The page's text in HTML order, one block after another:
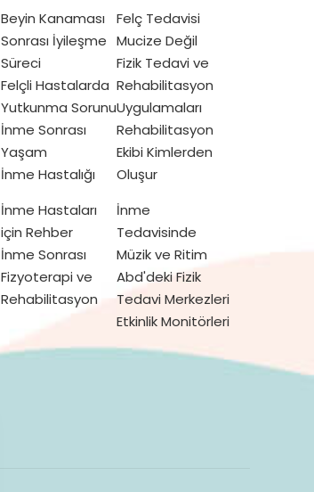
Beyin Kanaması
Sonrası İyileşme
Süreci
Felçli Hastalarda
Yutkunma Sorunu
İnme Sonrası
Yaşam
İnme Hastalığı
Felç Tedavisi
Mucize Değil
Fizik Tedavi ve
Rehabilitasyon
Uygulamaları
Rehabilitasyon
Ekibi Kimlerden
Oluşur
İnme Hastaları
için Rehber
İnme Sonrası
Fizyoterapi ve
Rehabilitasyon
İnme
Tedavisinde
Müzik ve Ritim
Abd'deki Fizik
Tedavi Merkezleri
Etkinlik Monitörleri